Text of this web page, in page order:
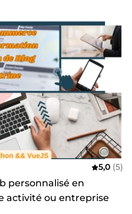
5,0 (5)
personnalisé en
activité ou entreprise